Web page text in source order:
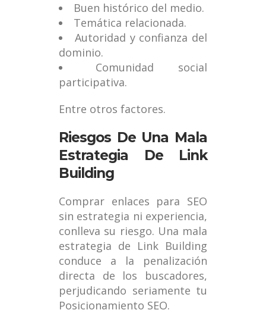
Buen histórico del medio.
Temática relacionada.
Autoridad y confianza del
dominio.
Comunidad social
participativa.
Entre otros factores.
Riesgos De Una Mala
Estrategia De Link
Building
Comprar enlaces para SEO
sin estrategia ni experiencia,
conlleva su riesgo. Una mala
estrategia de Link Building
conduce a la penalización
directa de los buscadores,
perjudicando seriamente tu
Posicionamiento SEO.